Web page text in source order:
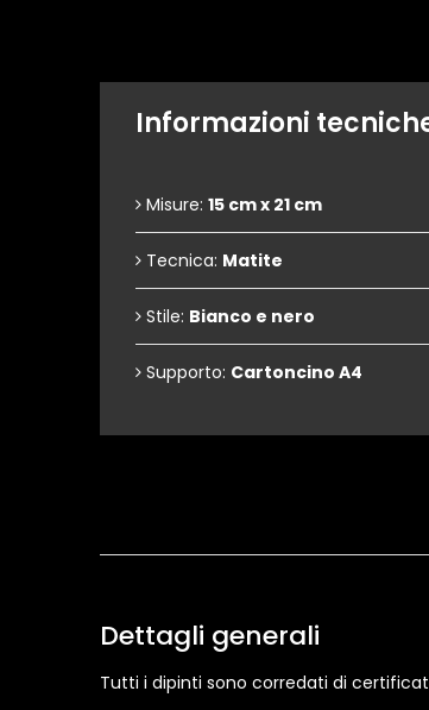
Informazioni
Misure: 15 cm x 21 cm
Tecnica: Matite
Stile: Bianco e nero
Supporto: Cartoncino A4
Dettagli generali
Tutti i dipinti sono corredati di